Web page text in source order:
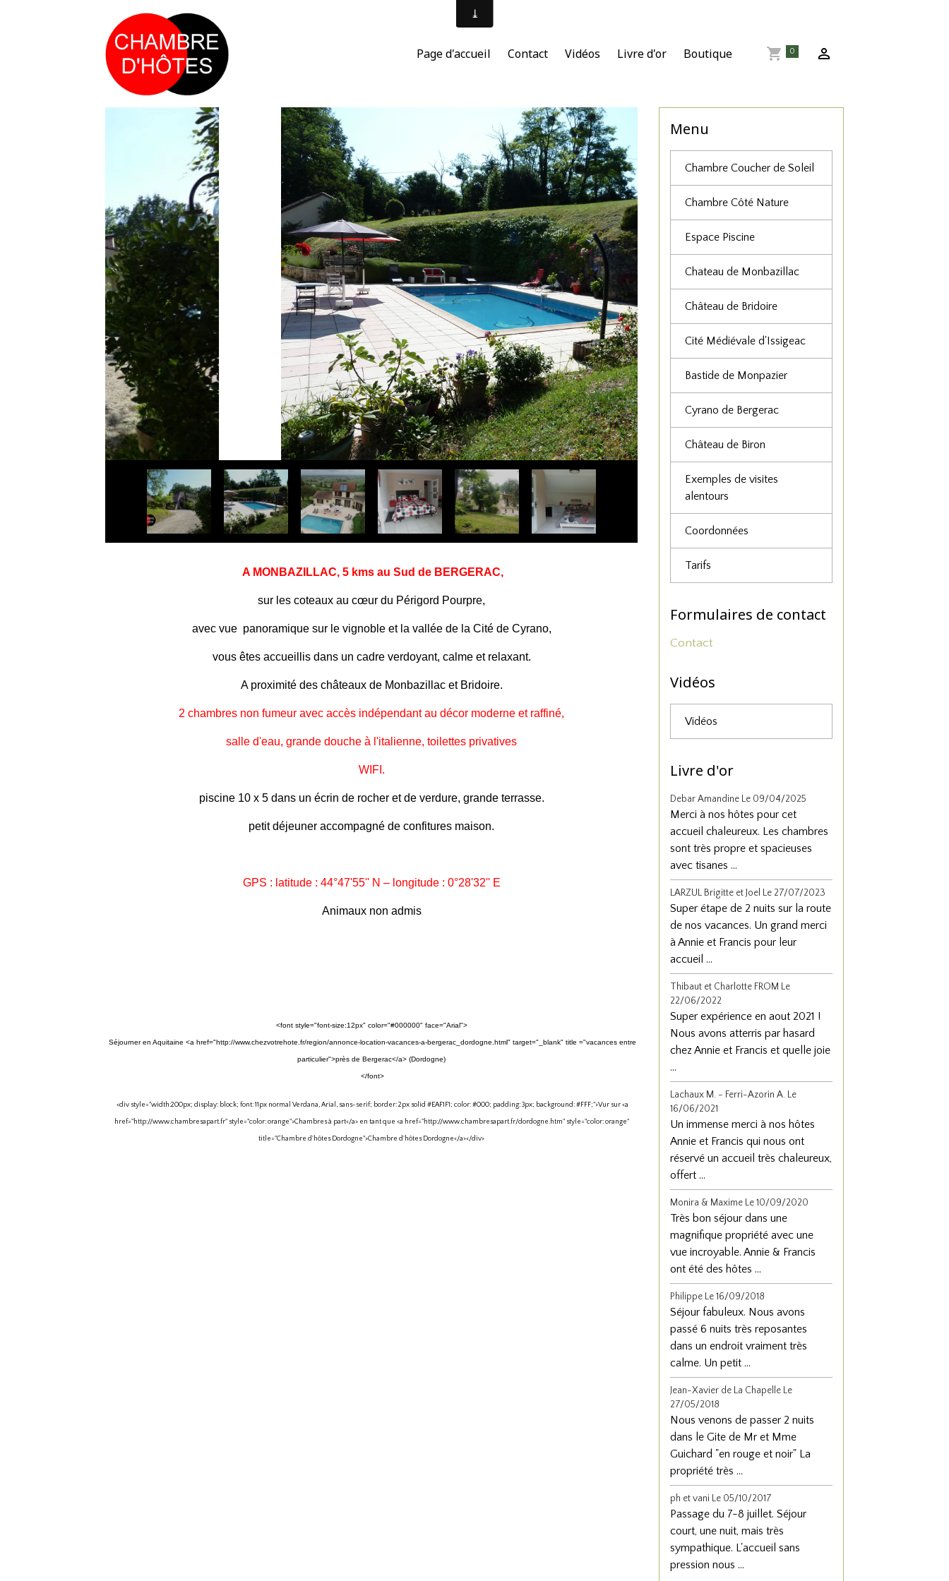
Page d'accueil Contact Vidéos Livre d'or Boutique 0
A MONBAZILLAC, 5 kms au Sud de BERGERAC,
sur les coteaux au cœur du Périgord Pourpre,
avec vue panoramique sur le vignoble et la vallée de la Cité de Cyrano,
vous êtes accueillis dans un cadre verdoyant, calme et relaxant.
A proximité des châteaux de Monbazillac et Bridoire.
2 chambres non fumeur avec accès indépendant au décor moderne et raffiné,
salle d'eau, grande douche à l'italienne, toilettes privatives
WIFI.
piscine 10 x 5 dans un écrin de rocher et de verdure, grande terrasse.
petit déjeuner accompagné de confitures maison.
GPS : latitude : 44°47'55'' N – longitude : 0°28'32'' E
Animaux non admis
<font style="font-size:12px" color="#000000" face="Arial">
Séjourner en Aquitaine <a href="http://www.chezvotrehote.fr/region/annonce-location-vacances-a-bergerac_dordogne.html" target="_blank" title ="vacances entre
particulier">près de Bergerac</a> (Dordogne)
</font>
<div style="width:200px; display: block; font: 11px normal Verdana, Arial, sans-serif; border: 2px solid #EAF1F1; color: #000; padding: 3px; background: #FFF;">Vur sur <a
href="http://www.chambresapart.fr" style="color: orange">Chambres à part</a> en tant que <a href="http://www.chambresapart.fr/dordogne.htm" style="color: orange"
title="Chambre d'hôtes Dordogne">Chambre d'hôtes Dordogne</a></div>
Menu
Chambre Coucher de Soleil
Chambre Côté Nature
Espace Piscine
Chateau de Monbazillac
Château de Bridoire
Cité Médiévale d'Issigeac
Bastide de Monpazier
Cyrano de Bergerac
Château de Biron
Exemples de visites
alentours
Coordonnées
Tarifs
Formulaires de contact
Contact
Vidéos
Vidéos
Livre d'or
Debar Amandine Le 09/04/2025
Merci à nos hôtes pour cet
accueil chaleureux. Les chambres
sont très propre et spacieuses
avec tisanes ...
LARZUL Brigitte et Joel Le 27/07/2023
Super étape de 2 nuits sur la route
de nos vacances. Un grand merci
à Annie et Francis pour leur
accueil ...
Thibaut et Charlotte FROM Le
22/06/2022
Super expérience en aout 2021 !
Nous avons atterris par hasard
chez Annie et Francis et quelle joie
...
Lachaux M. - Ferri-Azorin A. Le
16/06/2021
Un immense merci à nos hôtes
Annie et Francis qui nous ont
réservé un accueil très chaleureux,
offert ...
Monira & Maxime Le 10/09/2020
Très bon séjour dans une
magnifique propriété avec une
vue incroyable. Annie & Francis
ont été des hôtes ...
Philippe Le 16/09/2018
Séjour fabuleux. Nous avons
passé 6 nuits très reposantes
dans un endroit vraiment très
calme. Un petit ...
Jean-Xavier de La Chapelle Le
27/05/2018
Nous venons de passer 2 nuits
dans le Gite de Mr et Mme
Guichard "en rouge et noir" La
propriété très ...
ph et vani Le 05/10/2017
Passage du 7-8 juillet. Séjour
court, une nuit, mais très
sympathique. L'accueil sans
pression nous ...